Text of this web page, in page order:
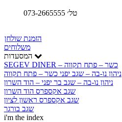
טל׳ 073-2665555
הזמנת שולחן
משלוחים
SEGEV DINER – כשר – פתח תקווה
ניהון נו-בה – שגב יפני כשר – פתח תקווה
ניהון נו-בה – שגב בר יפני – הוד השרון
שגב אקספרס הוד השרון
שגב אקספרס ראשון לציון
שגב בורגר
i'm the index